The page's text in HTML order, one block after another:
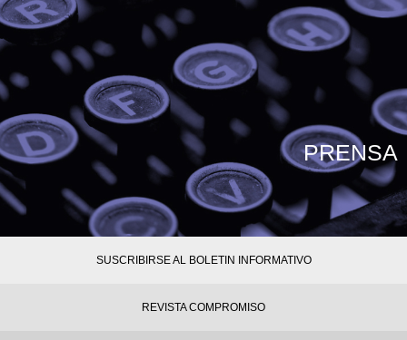
PRENSA
SUSCRIBIRSE AL BOLETIN INFORMATIVO
REVISTA COMPROMISO